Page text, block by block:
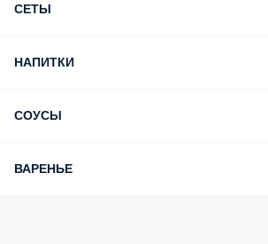
СЕТЫ
НАПИТКИ
СОУСЫ
ВАРЕНЬЕ